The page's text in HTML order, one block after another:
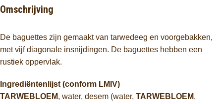
Omschrijving
De baguettes zijn gemaakt van tarwedeeg en voorgebakken,
met vijf diagonale insnijdingen. De baguettes hebben een
rustiek oppervlak.
Ingrediëntenlijst (conform LMIV)
TARWEBLOEM, water, desem (water, TARWEBLOEM,